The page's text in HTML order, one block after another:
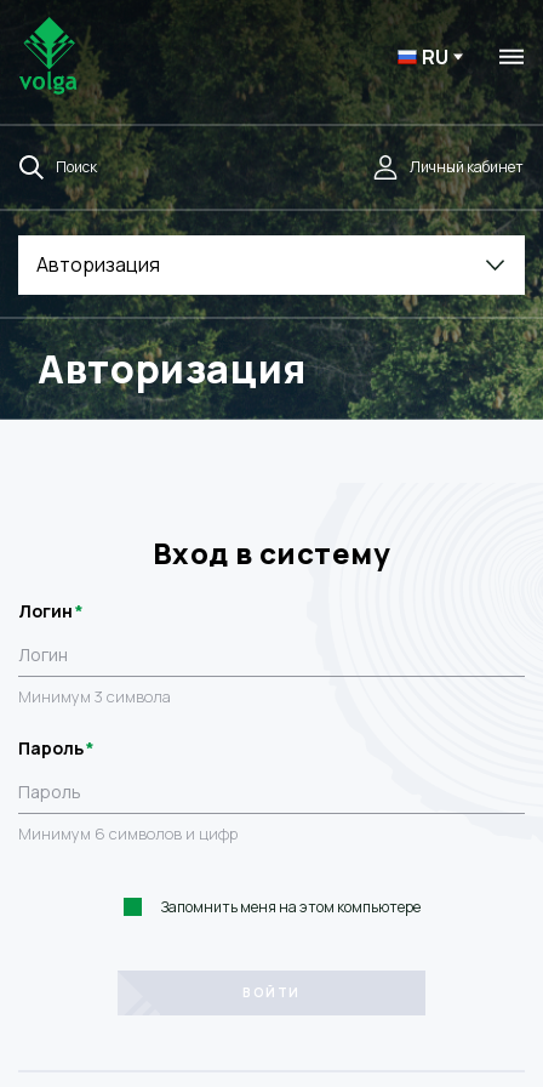
RU
Поиск Личный кабинет
Авторизация
Авторизация
Вход в систему
Логин
Минимум 3 символа
Пароль
Минимум 6 символов и цифр
Запомнить меня на этом компьютере